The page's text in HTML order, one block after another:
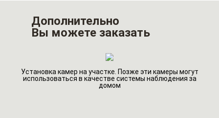
Дополнительно
Вы можете заказать
Установка камер на участке. Позже эти камеры могут
использоваться в качестве системы наблюдения за
домом